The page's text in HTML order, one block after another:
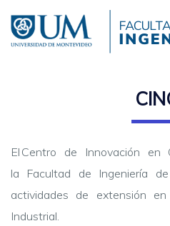
contenido
principal
El Centro de Innovación en
la Facultad de Ingeniería
actividades de extensión
Industrial.